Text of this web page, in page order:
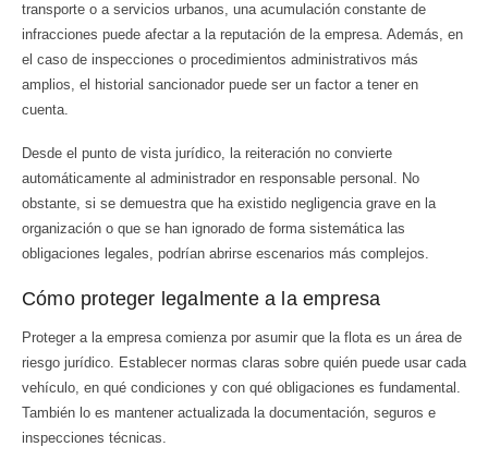
transporte o a servicios urbanos, una acumulación constante de
infracciones puede afectar a la reputación de la empresa. Además, en
el caso de inspecciones o procedimientos administrativos más
amplios, el historial sancionador puede ser un factor a tener en
cuenta.
Desde el punto de vista jurídico, la reiteración no convierte
automáticamente al administrador en responsable personal. No
obstante, si se demuestra que ha existido negligencia grave en la
organización o que se han ignorado de forma sistemática las
obligaciones legales, podrían abrirse escenarios más complejos.
Cómo proteger legalmente a la empresa
Proteger a la empresa comienza por asumir que la flota es un área de
riesgo jurídico. Establecer normas claras sobre quién puede usar cada
vehículo, en qué condiciones y con qué obligaciones es fundamental.
También lo es mantener actualizada la documentación, seguros e
inspecciones técnicas.